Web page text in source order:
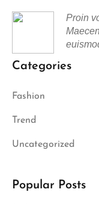
Proin
Categories
Fashion
Trend
Uncategorized
Popular Posts